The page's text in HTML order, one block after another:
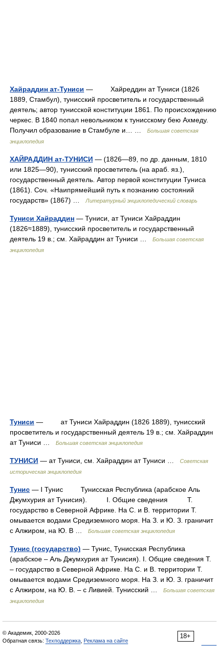
Хайраддин ат-Туниси — Хайреддин ат Туниси (1826
1889, Стамбул), тунисский просветитель и государственный
деятель; автор тунисской конституции 1861. По происхождению
черкес. В 1840 попал невольником к тунисскому бею Ахмеду.
Получил образование в Стамбуле и… …
Большая советская
энциклопедия
ХАЙРАДДИН ат-ТУНИСИ — (1826—89, по др. данным, 1810
или 1825—90), тунисский просветитель (на араб. яз.),
государственный деятель. Автор первой конституции Туниса
(1861). Соч. «Наипрямейший путь к познанию состояний
государств» (1867) …
Литературный энциклопедический словарь
Туниси Хайраддин — Туниси, ат Туниси Хайраддин
(1826≈1889), тунисский просветитель и государственный
деятель 19 в.; см. Хайраддин ат Туниси …
Большая советская
энциклопедия
Туниси — ат Туниси Хайраддин (1826 1889), тунисский
просветитель и государственный деятель 19 в.; см. Хайраддин
ат Туниси …
Большая советская энциклопедия
ТУНИСИ — ат Туниси, см. Хайраддин ат Туниси …
Советская
историческая энциклопедия
Тунис — I Тунис Тунисская Республика (арабское Аль
Джумхурия ат Тунисия). I. Общие сведения Т.
государство в Северной Африке. На С. и В. территории Т.
омывается водами Средиземного моря. На З. и Ю. З. граничит
с Алжиром, на Ю. В …
Большая советская энциклопедия
Тунис (государство) — Тунис, Тунисская Республика
(арабское ‒ Аль Джумхурия ат Тунисия). I. Общие сведения Т.
‒ государство в Северной Африке. На С. и В. территории Т.
омывается водами Средиземного моря. На З. и Ю. З. граничит
с Алжиром, на Ю. В. ‒ с Ливией. Тунисский …
Большая советская
энциклопедия
18+
© Академик, 2000-2026
Обратная связь: Техподдержка Реклама на сайте